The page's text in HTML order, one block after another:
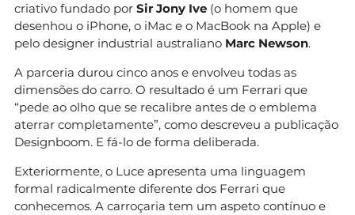
criativo fundado por Sir Jony Ive (o homem que
desenhou o iPhone, o iMac e o MacBook na Apple) e
pelo designer industrial australiano Marc Newson.
A parceria durou cinco anos e envolveu todas as
dimensões do carro. O resultado é um Ferrari que
“pede ao olho que se recalibre antes de o emblema
aterrar completamente”, como descreveu a publicação
Designboom. E fá-lo de forma deliberada.
Exteriormente, o Luce apresenta uma linguagem
formal radicalmente diferente dos Ferrari que
conhecemos. A carroçaria tem um aspeto contínuo e